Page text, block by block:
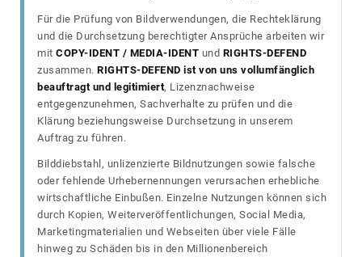
Für die Prüfung von Bildverwendungen, die Rechteklärung
und die Durchsetzung berechtigter Ansprüche arbeiten wir
mit COPY-IDENT / MEDIA-IDENT und RIGHTS-DEFEND
zusammen. RIGHTS-DEFEND ist von uns vollumfänglich
beauftragt und legitimiert, Lizenznachweise
entgegenzunehmen, Sachverhalte zu prüfen und die
Klärung beziehungsweise Durchsetzung in unserem
Auftrag zu führen.
Bilddiebstahl, unlizenzierte Bildnutzungen sowie falsche
oder fehlende Urhebernennungen verursachen erhebliche
wirtschaftliche Einbußen. Einzelne Nutzungen können sich
durch Kopien, Weiterveröffentlichungen, Social Media,
Marketingmaterialien und Webseiten über viele Fälle
hinweg zu Schäden bis in den Millionenbereich